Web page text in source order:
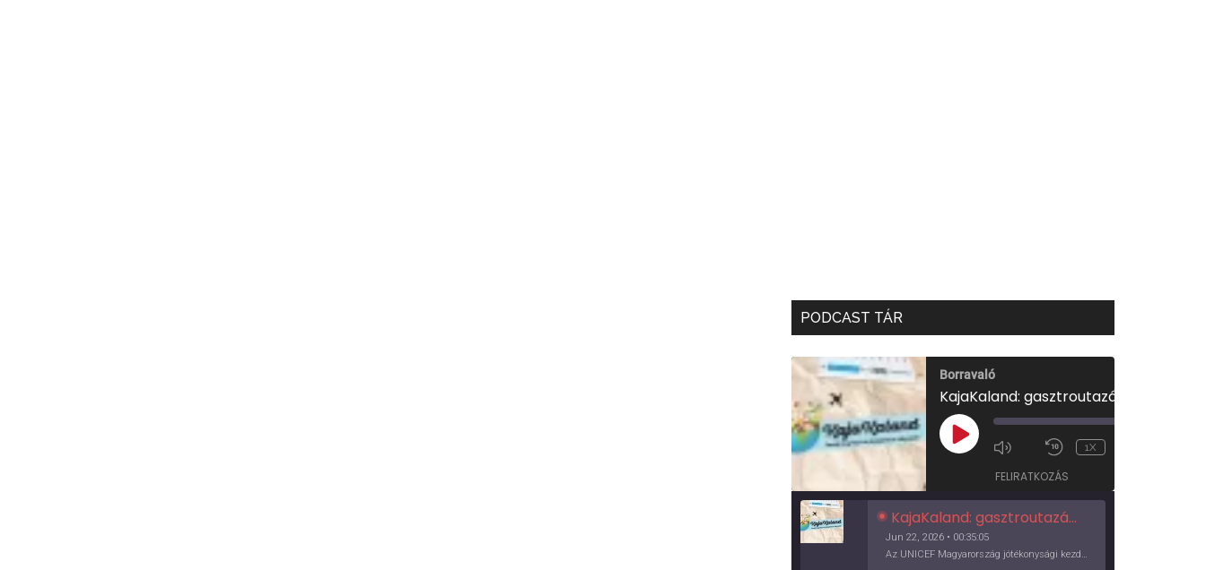
PODCAST TÁR
Borravaló
PLAY
EPISODE
1X
FELIRATKOZÁS
KajaKaland: gasztroutazás a föld körül
Jun 22, 2026 • 00:35:05
Az UNICEF Magyarország jótékonysági kezdeményezése izgalmas, egész éves világkörüli ízutazásra hív, igazi családi program és gasztroedukáció, illetve segítség a rászorulóknak is egyben.